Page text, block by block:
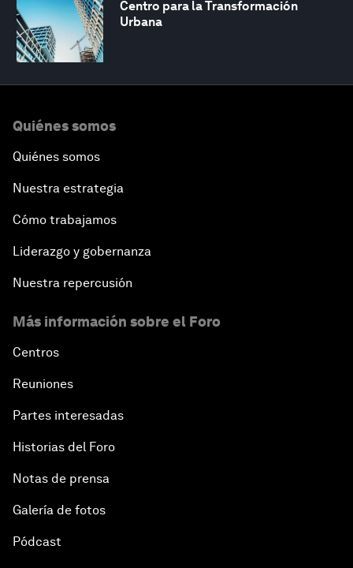
Centro para la Transformación
Urbana
Quiénes somos
Quiénes somos
Nuestra estrategia
Cómo trabajamos
Liderazgo y gobernanza
Nuestra repercusión
Más información sobre el Foro
Centros
Reuniones
Partes interesadas
Historias del Foro
Notas de prensa
Galería de fotos
Pódcast